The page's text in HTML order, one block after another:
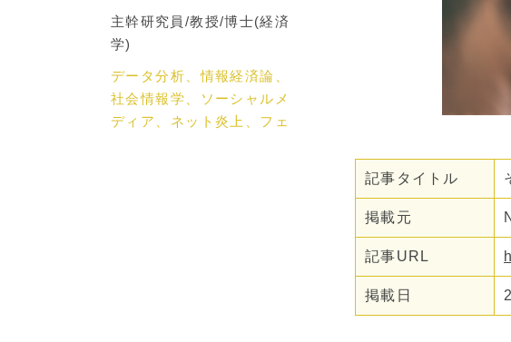
記事タイトル
掲載元
記事URL
掲載日
主幹研究員/教授/博士(経済
学)
データ分析、情報経済論、
社会情報学、ソーシャルメ
ディア、ネット炎上、フェ